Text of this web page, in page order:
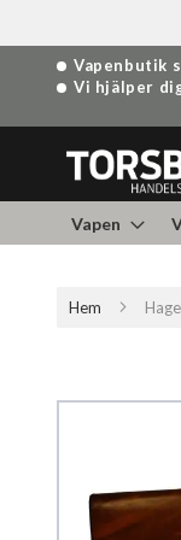
Hoppa
till
Vapenbutik
Vi hjälper
Vapen
Hem
bildgalleriet